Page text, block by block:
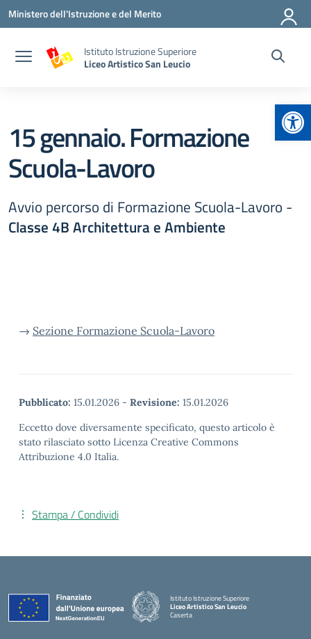
Vai ai contenuti
Vai al menu di navigazione
Vai al footer
Ministero dell'Istruzione e del Merito
Istituto Istruzione Superiore
Liceo Artistico San Leucio
15 gennaio. Formazione
Scuola-Lavoro
Avvio percorso di Formazione Scuola-Lavoro -
Classe 4B Architettura e Ambiente
→ Sezione Formazione Scuola-Lavoro
Pubblicato: 15.01.2026 - Revisione: 15.01.2026
Eccetto dove diversamente specificato, questo articolo è
stato rilasciato sotto Licenza Creative Commons
Attribuzione 4.0 Italia.
Stampa / Condividi
Istituto Istruzione Superiore
Liceo Artistico San Leucio
Caserta